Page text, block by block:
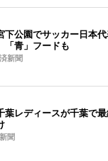
下公園でサッカー日本
「青」フードも
新聞
葉レディースが千葉で
聞